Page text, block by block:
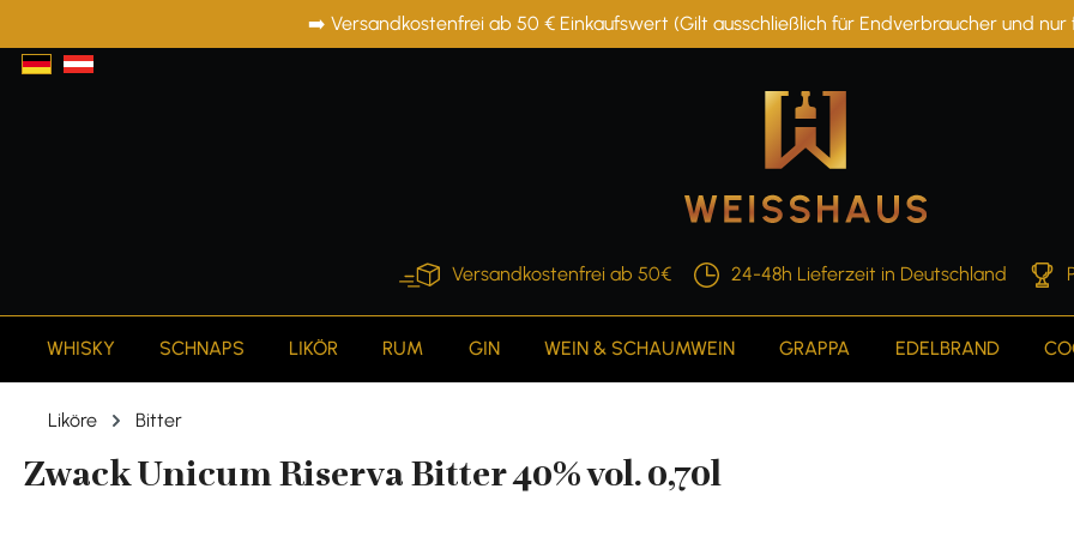
Zur Hauptnavigation springen➡️ Versandkostenfrei ab 50 € Einkaufswert (Gilt ausschließlich für Endverbraucher und
Versandkostenfrei ab 50€ 24-48h Lieferzeit in Deutschland
WHISKY SCHNAPS LIKÖR RUM GIN WEIN & SCHAUMWEIN GRAPPA EDELBRAND
Liköre Bitter
Zwack Unicum Riserva Bitter 40% vol. 0,70l